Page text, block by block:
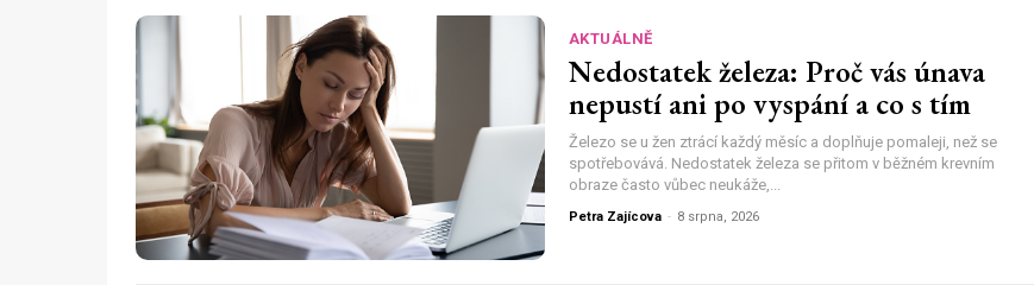
AKTUÁLNĚ
Nedostatek železa: Proč vás únava
nepustí ani po vyspání a co s tím
Železo se u žen ztrácí každý měsíc a doplňuje pomaleji, než se
spotřebovává. Nedostatek železa se přitom v běžném krevním
obraze často vůbec neukáže,...
Petra Zajícova - 8 srpna, 2026